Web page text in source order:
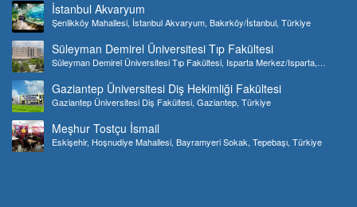
İstanbul Akvaryum
Şenlikköy Mahallesi, İstanbul Akvaryum, Bakırköy/İstanbul, Türkiye
Süleyman Demirel Üniversitesi Tıp Fakültesi
Süleyman Demirel Üniversitesi Tıp Fakültesi, Isparta Merkez/Isparta,
Gaziantep Üniversitesi Diş Hekimliği Fakültesi
Gaziantep Üniversitesi Diş Fakültesi, Gaziantep, Türkiye
Meşhur Tostçu İsmail
Eskişehir, Hoşnudiye Mahallesi, Bayramyeri Sokak, Tepebaşı, Türkiye